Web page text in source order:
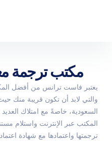
مكتب ترجمة
يعتبر فاست ترانس من أفضل
والتي لابد أن تكون قريبة منك
السعودية، خاصةً مع امتلاك العديد
المكتب عبر الإنترنت واستلام
ترجمتها واعتمادها مع شهادة اعتماد